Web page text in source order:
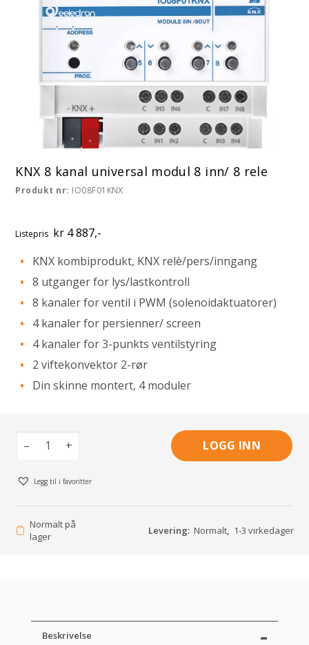
KNX 8 kanal universal modul 8 inn/ 8 rele
Produkt nr: IO08F01KNX
Listepris kr 4 887,-
KNX kombiprodukt, KNX relè/pers/inngang
8 utganger for lys/lastkontroll
8 kanaler for ventil i PWM (solenoidaktuatorer)
4 kanaler for persienner/ screen
4 kanaler for 3-punkts ventilstyring
2 viftekonvektor 2-rør
Din skinne montert, 4 moduler
– + LOGG INN
Legg til i favoritter
Normalt på
lager
Levering: Normalt, 1-3 virkedager
Beskrivelse